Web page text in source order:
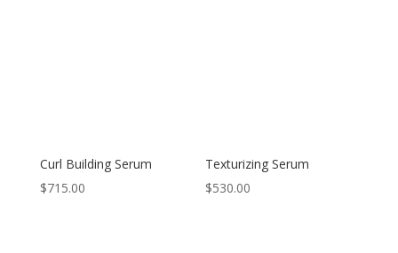
Curl Building Serum
$715.00
Texturizing Serum
$530.00